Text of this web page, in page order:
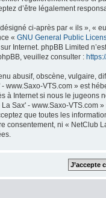
d’être légalement
ci-après par « ils », «
« GNU General Public
Internet. phpBB Limited
veuillez consulter :
abusif, obscène, vulgaire,
www.Saxo-VTS.com » est
à Internet si nous le
Sax' - www.Saxo-
que toutes les
consentement, ni « NetClub